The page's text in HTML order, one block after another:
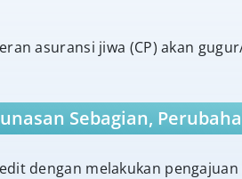
asuransi jiwa (CP) akan
Sebagian,
dengan melakukan